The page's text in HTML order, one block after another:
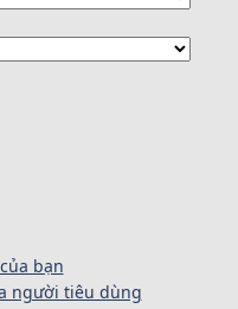
bạn
người tiêu dùng